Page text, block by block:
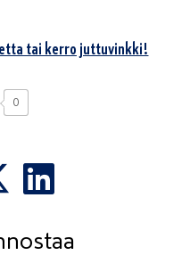
tai kerro juttuvinkki!
0